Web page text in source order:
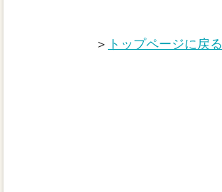
＞ トップページに戻る